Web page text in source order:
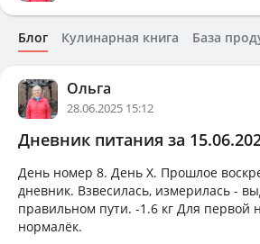
Блог Кулинарная книга База
Ольга
28.06.2025 15:12
Дневник питания за
День номер 8. День Х. Прошлое
дневник. Взвесилась, измерилась -
правильном пути. -1.6 кг Для первой
нормалёк.